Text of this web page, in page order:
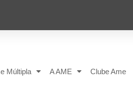
Múltipla A AME Clube Ame